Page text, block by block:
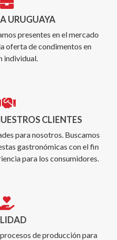
URUGUAYA
presentes en el mercado
oferta de condimentos en
individual.
CLIENTES
para nosotros. Buscamos
gastronómicas con el fin
para los consumidores.
de producción para